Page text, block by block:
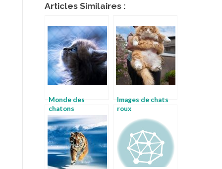
Articles Similaires :
Monde des
chatons
Images de chats
roux